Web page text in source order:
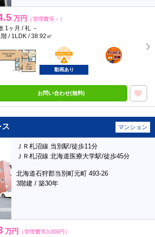
万円 （管理費等－）
1ヶ月 / 礼 －
階 / 1LDK / 38.92㎡
BunChinPAY
ポンタ
部屋
動画あり
お問い合わせ(無料)
ス マンション
ＪＲ札沼線 当別駅/徒歩11分
ＪＲ札沼線 北海道医療大学駅/徒歩45分
北海道石狩郡当別町元町 493-26
3階建 / 築30年
万円 （管理費等3,000円）